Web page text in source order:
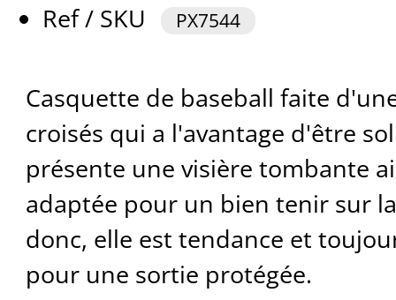
Ref / SKU
PX7544
Casquette de baseball faite
croisés qui a l'avantage d'être
présente une visière tombante
adaptée pour un bien tenir sur
donc, elle est tendance et
pour une sortie protégée.